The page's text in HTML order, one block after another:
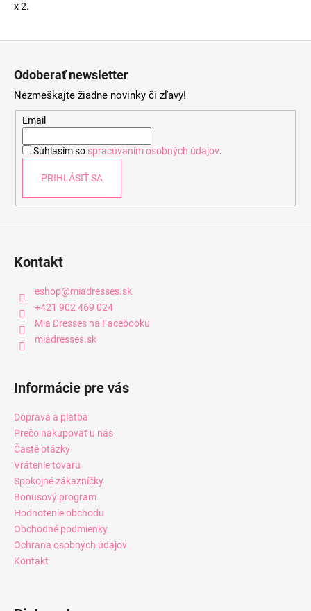
x 2.
Odoberať newsletter
Nezmeškajte žiadne novinky či zľavy!
Email
Súhlasím so spracúvaním osobných údajov.
PRIHLÁSIŤ SA
Kontakt
eshop@miadresses.sk
+421 902 469 024
Mia Dresses na Facebooku
miadresses.sk
Informácie pre vás
Doprava a platba
Prečo nakupovať u nás
Časté otázky
Vrátenie tovaru
Spokojné zákazníčky
Bonusový program
Hodnotenie obchodu
Obchodné podmienky
Ochrana osobných údajov
Kontakt